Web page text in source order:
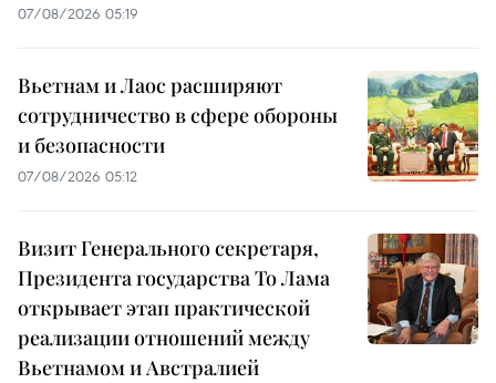
07/08/2026 05:19
Вьетнам и Лаос расширяют
сотрудничество в сфере обороны
и безопасности
07/08/2026 05:12
Визит Генерального секретаря,
Президента государства То Лама
открывает этап практической
реализации отношений между
Вьетнамом и Австралией